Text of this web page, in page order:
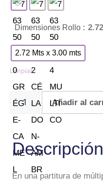
Dimensiones Rollo :
2.72 Mts x 3.00 mts
Limpiar
Añadir al
Descripción
En una partitura de